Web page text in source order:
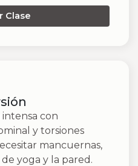
Clase
con
y torsiones
mancuernas,
yoga y la pared.